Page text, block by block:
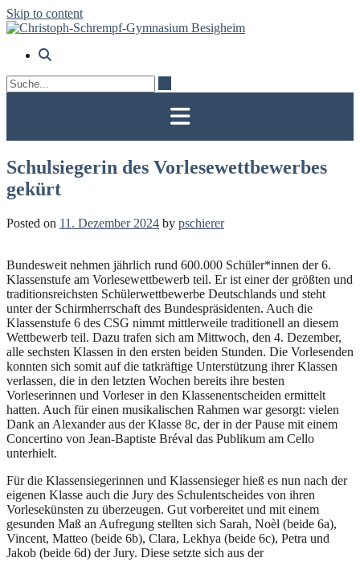
Skip to content
Schulsiegerin des Vorlesewettbewerbes
gekürt
Posted on 11. Dezember 2024 by pschierer
Bundesweit nehmen jährlich rund 600.000 Schüler*innen der 6.
Klassenstufe am Vorlesewettbewerb teil. Er ist einer der größten und
traditionsreichsten Schülerwettbewerbe Deutschlands und steht
unter der Schirmherrschaft des Bundespräsidenten. Auch die
Klassenstufe 6 des CSG nimmt mittlerweile traditionell an diesem
Wettbewerb teil. Dazu trafen sich am Mittwoch, den 4. Dezember,
alle sechsten Klassen in den ersten beiden Stunden. Die Vorlesenden
konnten sich somit auf die tatkräftige Unterstützung ihrer Klassen
verlassen, die in den letzten Wochen bereits ihre besten
Vorleserinnen und Vorleser in den Klassenentscheiden ermittelt
hatten. Auch für einen musikalischen Rahmen war gesorgt: vielen
Dank an Alexander aus der Klasse 8c, der in der Pause mit einem
Concertino von Jean-Baptiste Bréval das Publikum am Cello
unterhielt.
Für die Klassensiegerinnen und Klassensieger hieß es nun nach der
eigenen Klasse auch die Jury des Schulentscheides von ihren
Vorlesekünsten zu überzeugen. Gut vorbereitet und mit einem
gesunden Maß an Aufregung stellten sich Sarah, Noèl (beide 6a),
Vincent, Matteo (beide 6b), Clara, Lekhya (beide 6c), Petra und
Jakob (beide 6d) der Jury. Diese setzte sich aus der